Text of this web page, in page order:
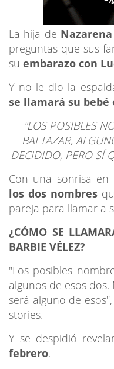
La hija de
preguntas que sus
su embarazo con
Y no le dio la
se llamará su bebé
"LOS POSIBLES
BALTAZAR,
DECIDIDO, PERO SÍ
Con una sonrisa
los dos nombres
pareja para llamar a
¿CÓMO SE
BARBIE VÉLEZ?
"Los posibles
algunos de esos
será alguno de
stories.
Y se despidió
febrero.